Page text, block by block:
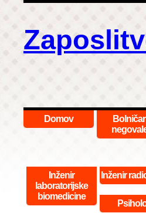
Domov
Inženir
laboratorijske
biomedicine
Inženir